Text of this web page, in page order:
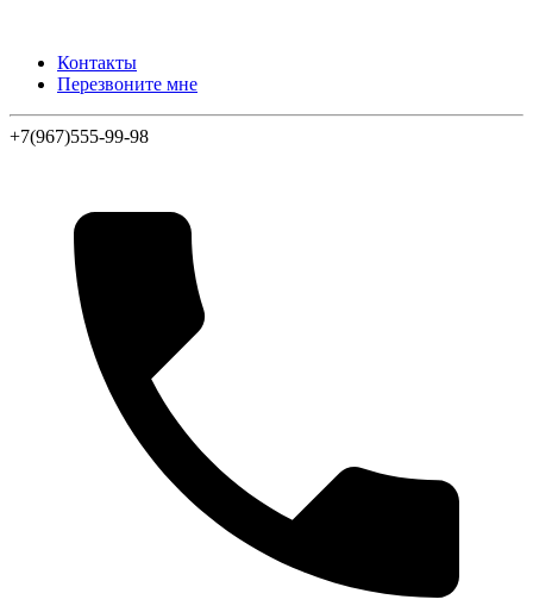
Контакты
Перезвоните мне
+7(967)555-99-98